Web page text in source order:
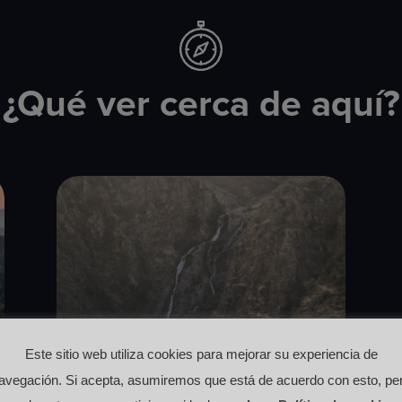
¿Qué ver cerca de aquí?
Este sitio web utiliza cookies para mejorar su experiencia de
Si acepta, asumiremos que está de acuerdo con esto,